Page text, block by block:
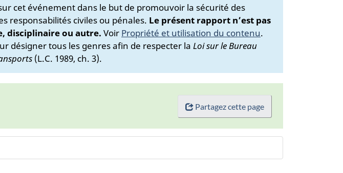
cet événement dans le but de promouvoir la sécurité des
responsabilités civiles ou pénales. Le présent rapport n’est pas
disciplinaire ou autre. Voir Propriété et utilisation du contenu.
désigner tous les genres afin de respecter la Loi sur le Bureau
(L.C. 1989, ch. 3).
Partagez cette page